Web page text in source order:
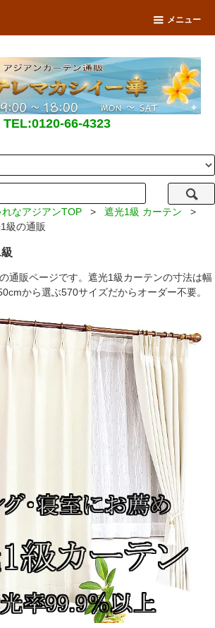
メニュー
TEL:0120-66-4323
なアジアンTOP > 遮光1級 カーテン >
級の通販
通販ページです。遮光1級カーテンの寸法は幅
から選ぶ570サイズだからオーダー不要。